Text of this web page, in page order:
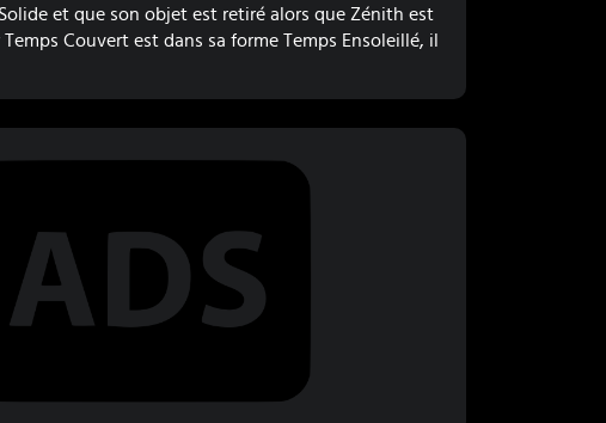
et que son objet est retiré alors que Zénith est
Couvert est dans sa forme Temps Ensoleillé, il